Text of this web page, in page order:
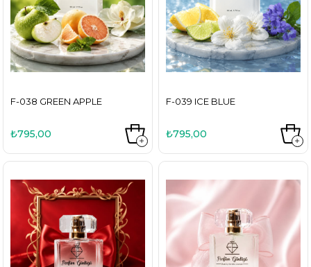
F-038 GREEN APPLE
₺795,00
F-039 ICE BLUE
₺795,00